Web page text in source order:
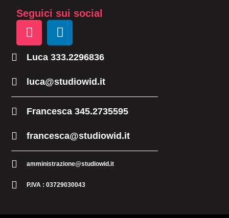
Seguici sui social
Luca 333.2296836
luca@studiowid.it
Francesca 345.2735595
francesca@studiowid.it
amministrazione@studiowid.it
P.IVA : 03729030043